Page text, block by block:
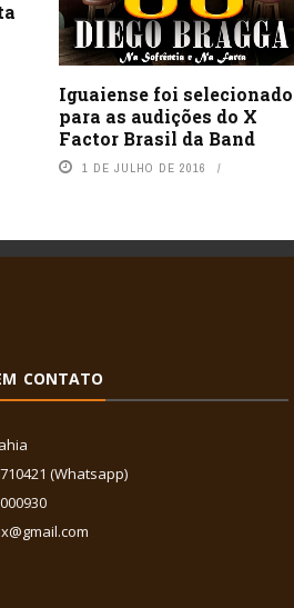
Iguaiense foi selecionado
para as audições do X
Factor Brasil da Band
1 DE JULHO DE 2016
CONTATO
(Whatsapp)